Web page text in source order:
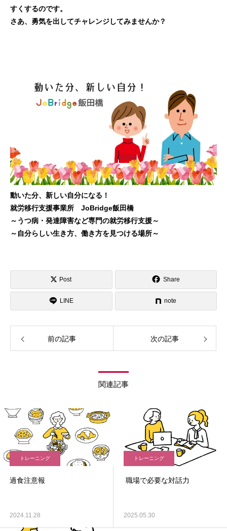
すくするのです。
さあ、勇気を出してチャレンジしてみませんか？
動いた分、新しい自分になる！
就労移行支援事業所 JoBridge飯田橋
～うつ病・発達障害など専門の就労移行支援～
～自分らしい生き方、働き方を見つける場所～
Post Share
LINE note
前の記事 次の記事
関連記事
トレーニング
過食注意報
2024.11.28
トレーニング
職場で必要な対話力
2025.05.30